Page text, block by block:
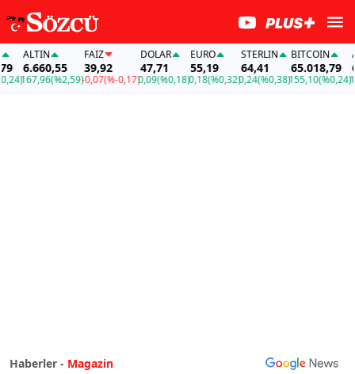
ALTIN
6.660,55
167,96(%2,59)
FAİZ
39,92
-0,07(%-0,17)
DOLAR
47,71
0,09(%0,18)
EURO
55,19
0,18(%0,32)
STERLIN
64,41
0,24(%0,38)
BITCOIN
65.018,79
155,10(%0,24)
Haberler - Magazin